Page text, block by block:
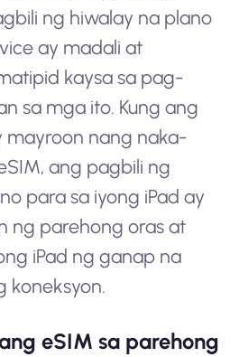
ng hiwalay na plano
ay madali at
kaysa sa pag-
sa mga ito. Kung ang
mayroon nang naka-
ang pagbili ng
para sa iyong iPad ay
ng parehong oras at
iPad ng ganap na
koneksyon.
eSIM sa parehong